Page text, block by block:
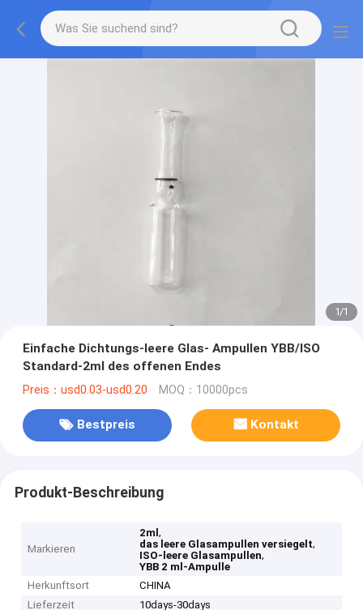
1/1
Einfache Dichtungs-leere Glas- Ampullen YBB/ISO
Standard-2ml des offenen Endes
Preis：usd0.03-usd0.20 MOQ：10000pcs
Bestpreis Kontakt
Produkt-Beschreibung
Markieren
2ml,
das leere Glasampullen versiegelt,
ISO-leere Glasampullen,
YBB 2 ml-Ampulle
Herkunftsort
CHINA
Lieferzeit
10days-30days